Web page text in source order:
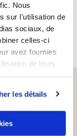
Nous
sur l'utilisation de
sociaux, de
celles-ci
avez fournies
de leurs
les détails
more